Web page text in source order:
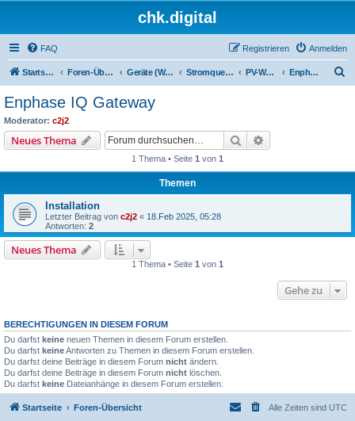
chk.digital
FAQ Anmelden
Registrieren
Startseite Foren-Übersicht Geräte (Wallboxen, Stromquellen, Autos) Stromquellen (PV, Speichersysteme, Smartmeter, Leseköpfe, ...) PV-Wechselrichter (ggf. mit angeschlossenem Speicher) Enphase IQ Gateway
Enphase IQ Gateway
Moderator: c2j2
Neues Thema Suche
1 Thema • Seite 1 von 1
Themen
Installation
Letzter Beitrag von c2j2 « 18.Feb 2025, 05:28
Antworten: 2
Neues Thema
1 Thema • Seite 1 von 1
Gehe zu
BERECHTIGUNGEN IN DIESEM FORUM
Du darfst keine neuen Themen in diesem Forum erstellen.
Du darfst keineAntworten zu Themen in diesem Forum erstellen.
Du darfst deine Beiträge in diesem Forum nicht ändern.
Du darfst deine Beiträge in diesem Forum nicht löschen.
Du darfst keine Dateianhänge in diesem Forum erstellen.
Startseite Foren-Übersicht Alle Zeiten sind UTC